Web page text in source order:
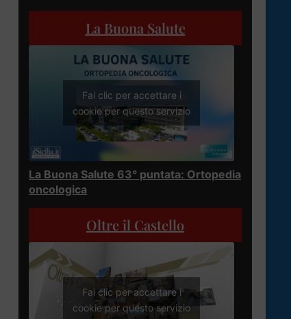
La Buona Salute
Fai clic per accettare i
cookie per questo servizio
La Buona Salute 63° puntata: Ortopedia
oncologica
Oltre il Castello
Fai clic per accettare i
cookie per questo servizio